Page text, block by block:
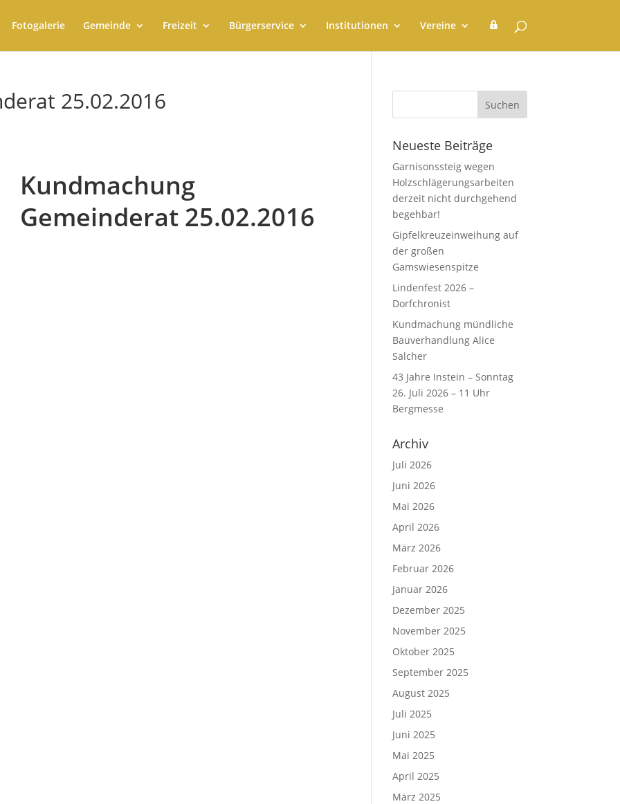
Fotogalerie Gemeinde Freizeit Bürgerservice Institutionen Vereine
e
e
r
a
t
25.02.2016
Kundmachung
Gemeinderat 25.02.2016
Neueste Beiträge
Garnisonssteig wegen
Holzschlägerungsarbeiten
derzeit nicht durchgehend
begehbar!
Gipfelkreuzeinweihung auf
der großen
Gamswiesenspitze
Lindenfest 2026 –
Dorfchronist
Kundmachung mündliche
Bauverhandlung Alice
Salcher
43 Jahre Instein – Sonntag
26. Juli 2026 – 11 Uhr
Bergmesse
Archiv
Juli 2026
Juni 2026
Mai 2026
April 2026
März 2026
Februar 2026
Januar 2026
Dezember 2025
November 2025
Oktober 2025
September 2025
August 2025
Juli 2025
Juni 2025
Mai 2025
April 2025
März 2025